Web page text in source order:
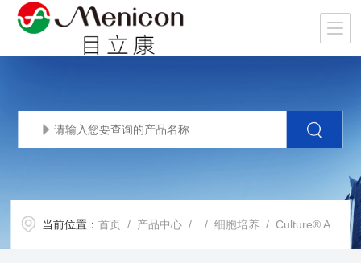
当前位置：首页 / 产品中心 / /细胞培养 / Culture® A-83-01